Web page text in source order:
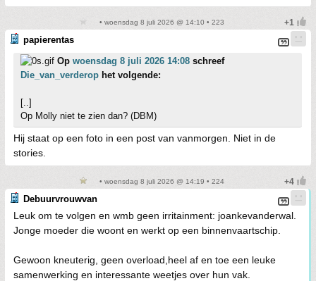
• woensdag 8 juli 2026 @ 14:10 • 223
papierentas
Op woensdag 8 juli 2026 14:08 schreef
Die_van_verderop het volgende:
[..]
Op Molly niet te zien dan? (DBM)
Hij staat op een foto in een post van vanmorgen. Niet in de
stories.
• woensdag 8 juli 2026 @ 14:19 • 224
Debuurvrouwvan
Leuk om te volgen en wmb geen irritainment: joankevanderwal.
Jonge moeder die woont en werkt op een binnenvaartschip.
Gewoon kneuterig, geen overload,heel af en toe een leuke
samenwerking en interessante weetjes over hun vak.